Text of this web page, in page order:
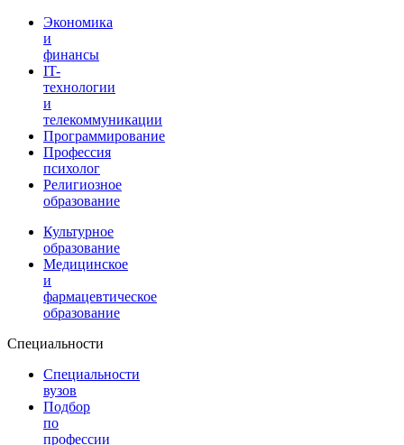
Экономика
и
финансы
IT-
технологии
и
телекоммуникации
Программирование
Профессия
психолог
Религиозное
образование
Культурное
образование
Медицинское
и
фармацевтическое
образование
Специальности
Специальности
вузов
Подбор
по
профессии